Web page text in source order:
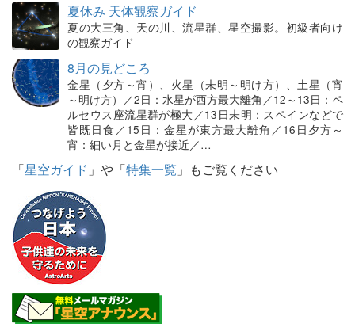
夏休み 天体観察ガイド
夏の大三角、天の川、流星群、星空撮影。初級者向け
の観察ガイド
8月の見どころ
金星（夕方～宵）、火星（未明～明け方）、土星（宵
～明け方）／2日：水星が西方最大離角／12～13日：ペ
ルセウス座流星群が極大／13日未明：スペインなどで
皆既日食／15日：金星が東方最大離角／16日夕方～
宵：細い月と金星が接近／…
「星空ガイド 」や「特集一覧 」もご覧ください